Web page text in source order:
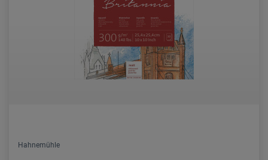
Hahnemühle